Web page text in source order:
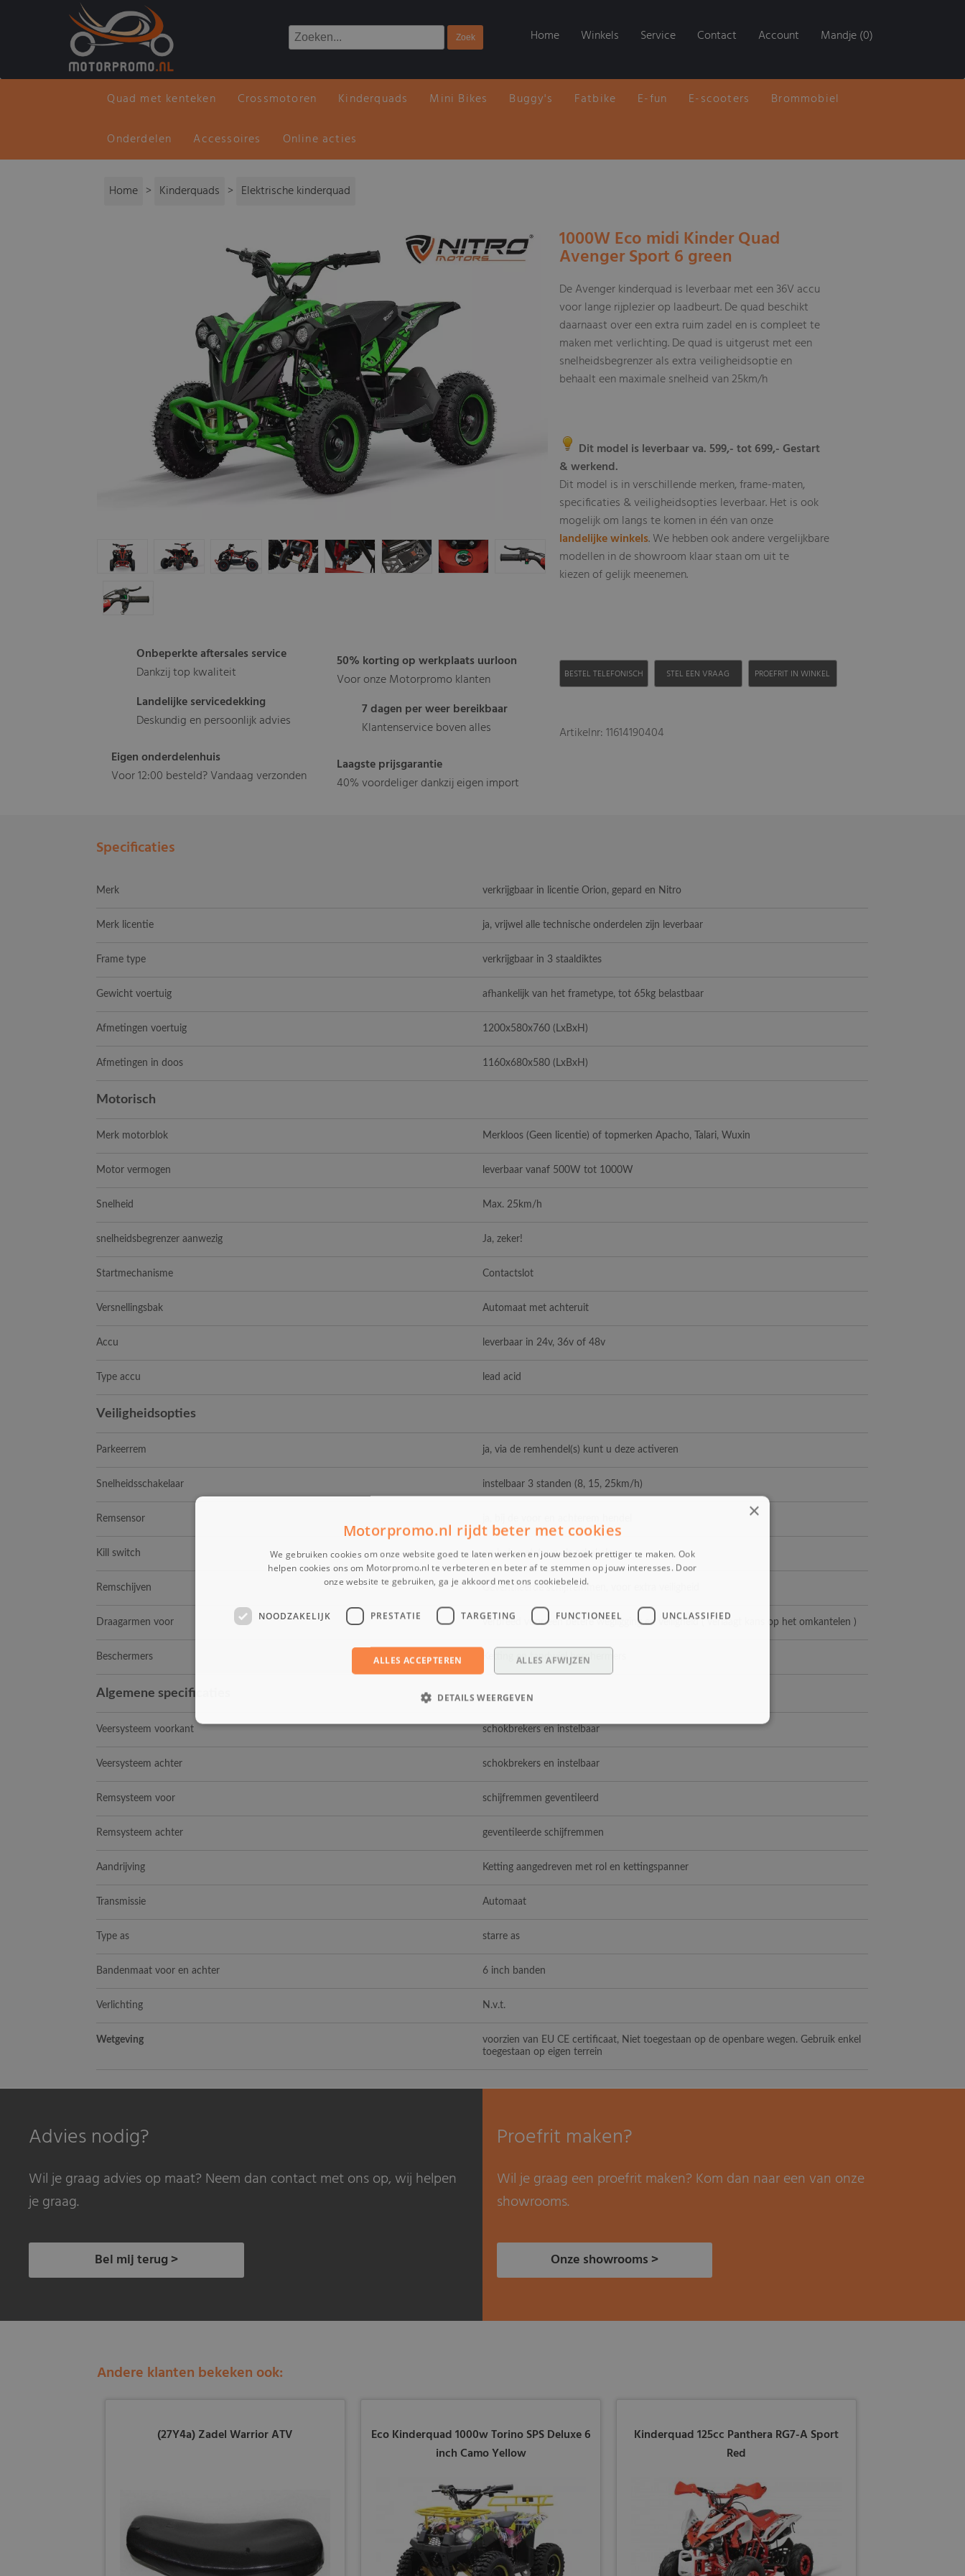
Home Winkels Service Contact Account Mandje (0)
Quad met kenteken Crossmotoren Kinderquads Mini Bikes Buggy's Fatbike E-fun E-scooters Brommobiel
Onderdelen Accessoires Online acties
Home > Kinderquads > Elektrische kinderquad
Onbeperkte aftersales service
Dankzij top kwaliteit
Landelijke servicedekking
Deskundig en persoonlijk advies
Eigen onderdelenhuis
Voor 12:00 besteld? Vandaag verzonden
50% korting op werkplaats uurloon
Voor onze Motorpromo klanten
7 dagen per weer bereikbaar
Klantenservice boven alles
Laagste prijsgarantie
40% voordeliger dankzij eigen import
1000W Eco midi Kinder Quad
Avenger Sport 6 green
De Avenger kinderquad is leverbaar met een 36V accu
voor lange rijplezier op laadbeurt. De quad beschikt
daarnaast over een extra ruim zadel en is compleet te
maken met verlichting. De quad is uitgerust met een
snelheidsbegrenzer als extra veiligheidsoptie en
behaalt een maximale snelheid van 25km/h
Dit model is leverbaar va. 599,- tot 699,- Gestart
& werkend.
Dit model is in verschillende merken, frame-maten,
specificaties & veiligheidsopties leverbaar. Het is ook
mogelijk om langs te komen in één van onze
landelijke winkels. We hebben ook andere vergelijkbare
modellen in de showroom klaar staan om uit te
kiezen of gelijk meenemen.
BESTEL TELEFONISCH STEL EEN VRAAG PROEFRIT IN WINKEL
Artikelnr: 11614190404
Specificaties
Merk verkrijgbaar in licentie Orion, gepard en Nitro
Merk licentie ja, vrijwel alle technische onderdelen zijn leverbaar
Frame type verkrijgbaar in 3 staaldiktes
Gewicht voertuig afhankelijk van het frametype, tot 65kg belastbaar
Afmetingen voertuig 1200x580x760 (LxBxH)
Afmetingen in doos 1160x680x580 (LxBxH)
Motorisch
Merk motorblok Merkloos (Geen licentie) of topmerken Apacho, Talari, Wuxin
Motor vermogen leverbaar vanaf 500W tot 1000W
Snelheid Max. 25km/h
snelheidsbegrenzer aanwezig Ja, zeker!
Startmechanisme Contactslot
Versnellingsbak Automaat met achteruit
Accu leverbaar in 24v, 36v of 48v
Type accu lead acid
Veiligheidsopties
Parkeerrem ja, via de remhendel(s) kunt u deze activeren
Snelheidsschakelaar instelbaar 3 standen (8, 15, 25km/h)
Remsensor
Kill switch op het voetsteun als schakelaar
Remschijven Geventileerde schijfremmen, voor extra veiligheid
Draagarmen voor verbreed voor een betere wegligging en veiligheid ( verlaagt kans op het omkantelen )
Beschermers Ketting en tandwiel beschermers
Algemene specificaties
Veersysteem voorkant schokbrekers en instelbaar
Veersysteem achter schokbrekers en instelbaar
Remsysteem voor schijfremmen geventileerd
Remsysteem achter geventileerde schijfremmen
Aandrijving Ketting aangedreven met rol en kettingspanner
Transmissie Automaat
Type as starre as
Bandenmaat voor en achter 6 inch banden
Verlichting N.v.t.
Wetgeving
voorzien van EU CE certificaat, Niet toegestaan op de openbare wegen. Gebruik enkel
toegestaan op eigen terrein
Advies nodig?
Wil je graag advies op maat? Neem dan contact met ons op, wij helpen
je graag.
Bel mij terug >
Proefrit maken?
Wil je graag een proefrit maken? Kom dan naar een van onze
showrooms.
Onze showrooms >
Andere klanten bekeken ook:
(27Y4a) Zadel Warrior ATV
Eco Kinderquad 1000w Torino SPS Deluxe 6
inch Camo Yellow
Kinderquad 125cc Panthera RG7-A Sport
Red
×
Motorpromo.nl rijdt beter met cookies
We gebruiken cookies om onze website goed te laten werken en jouw bezoek prettiger te maken. Ook
helpen cookies ons om Motorpromo.nl te verbeteren en beter af te stemmen op jouw interesses. Door
onze website te gebruiken, ga je akkoord met ons cookiebeleid.
NOODZAKELIJK PRESTATIE TARGETING FUNCTIONEEL UNCLASSIFIED
ALLES ACCEPTEREN ALLES AFWIJZEN
DETAILS WEERGEVEN